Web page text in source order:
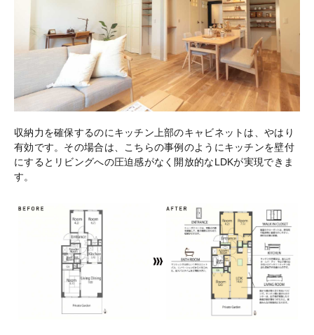
収納力を確保するのにキッチン上部のキャビネットは、やはり
有効です。その場合は、こちらの事例のようにキッチンを壁付
にするとリビングへの圧迫感がなく開放的なLDKが実現できま
す。